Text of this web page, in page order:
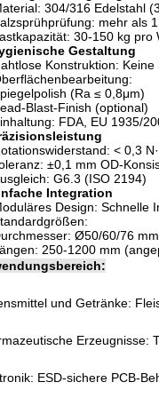
304/316 Edelstahl
mehr als
30-150 kg pro
Gestaltung
Konstruktion:
(Ra ≤ 0,8μm)
Blast-Finish (optional)
FDA, EU 1935/
< 0,3
±0,1 mm OD-
G6.3 (ISO 2194)
Integration
Design: Schnelle
Ø50/60/76 mm
250-1200 mm
und Getränke:
Erzeugnisse:
ESD-sichere PCB-